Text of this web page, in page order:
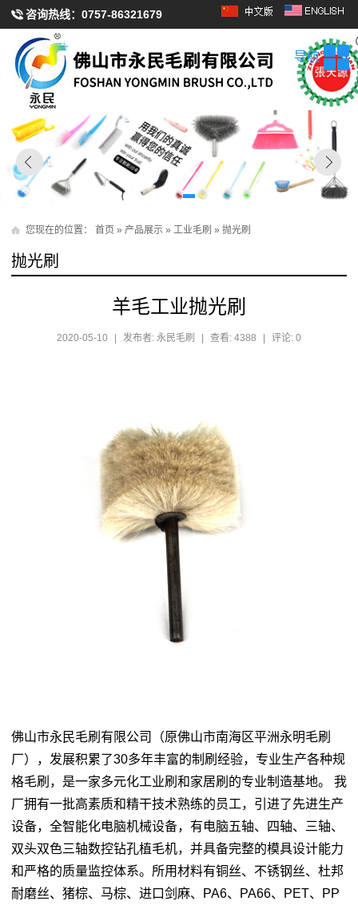
咨询热线： 0757-86321679
导航
您现在的位置： 首页 » 产品展示 » 工业毛刷 » 抛光刷
抛光刷
羊毛工业抛光刷
2020-05-10 | 发布者: 永民毛刷 | 查看: 4388 | 评论: 0
佛山市永民毛刷有限公司（原佛山市南海区平洲永明毛刷
厂），发展积累了30多年丰富的制刷经验，专业生产各种规
格毛刷，是一家多元化工业刷和家居刷的专业制造基地。 我
厂拥有一批高素质和精干技术熟练的员工，引进了先进生产
设备，全智能化电脑机械设备，有电脑五轴、四轴、三轴、
双头双色三轴数控钻孔植毛机，并具备完整的模具设计能力
和严格的质量监控体系。所用材料有铜丝、不锈钢丝、杜邦
耐磨丝、猪棕、马棕、进口剑麻、PA6、PA66、PET、PP